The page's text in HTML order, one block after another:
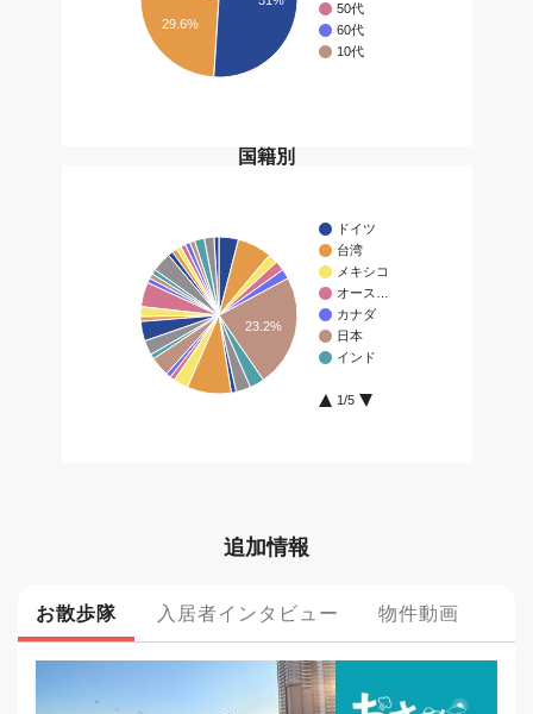
追加情報
お散歩隊 入居者インタビュー 物件動画